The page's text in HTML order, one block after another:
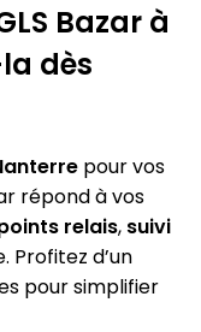
Bazar à
dès
pour vos
répond à vos
relais, suivi
Profitez d’un
pour simplifier